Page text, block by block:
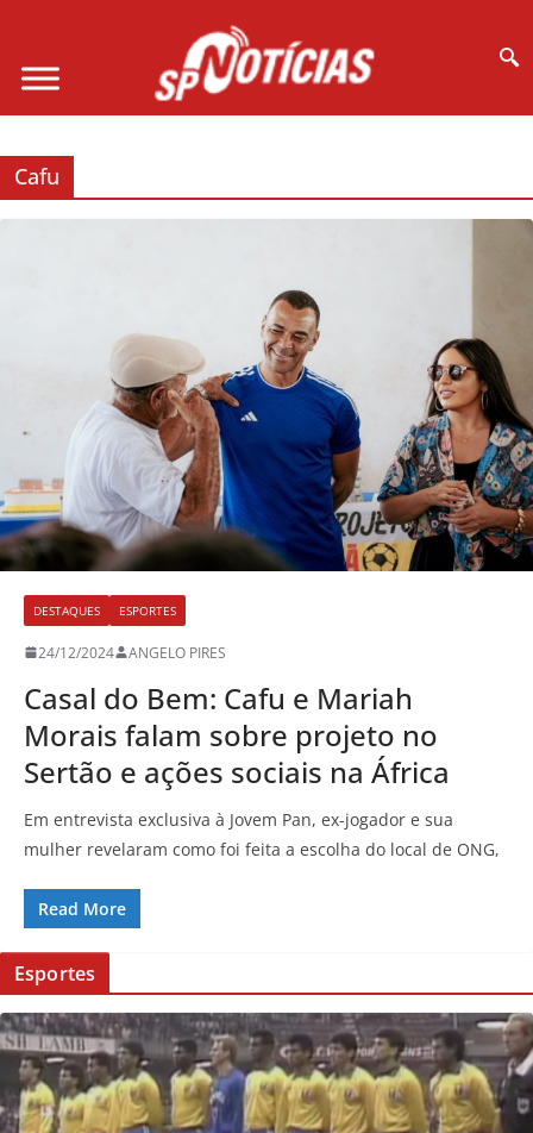
Cafu
DESTAQUES ESPORTES
24/12/2024 ANGELO PIRES
Casal do Bem: Cafu e Mariah
Morais falam sobre projeto no
Sertão e ações sociais na África
Em entrevista exclusiva à Jovem Pan, ex-jogador e sua
mulher revelaram como foi feita a escolha do local de ONG,
Read More
Esportes